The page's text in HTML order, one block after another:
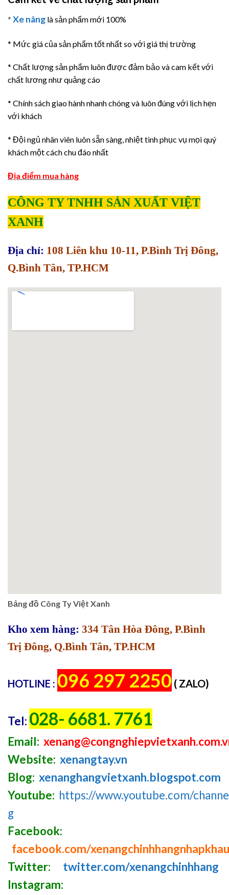
* Xe nâng là sản phẩm mới 100%
* Mức giá của sản phẩm tốt nhất so với giá thị trường
* Chất lượng sản phẩm luôn được đảm bảo và cam kết với
chất lương như quảng cáo
* Chính sách giao hành nhanh chóng và luôn đúng với lịch hẹn
với khách
* Đội ngủ nhân viên luôn sẵn sàng, nhiệt tình phục vụ mọi quý
khách một cách chu đáo nhất
Địa điểm mua hàng
CÔNG TY TNHH SẢN XUẤT VIỆT
XANH
Địa chỉ: 108 Liên khu 10-11, P.Bình Trị Đông,
Q.Bình Tân, TP.HCM
Bảng đồ Công Ty Việt Xanh
Kho xem hàng: 334 Tân Hòa Đông, P.Bình
Trị Đông, Q.Bình Tân, TP.HCM
HOTLINE : 096 297 2250 ( ZALO)
Tel: 028- 6681. 7761
Email:
Website: xenangtay.vn
Blog: xenanghangvietxanh.blogspot.com
Youtube: https://www.youtube.com/
g
Facebook:
facebook.com/xenangchinhhangnhapkhau
Twitter:
twitter.com/xenangchinhhang
Instagram: